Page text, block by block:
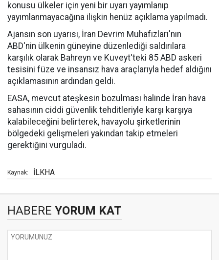
konusu ülkeler için yeni bir uyarı yayımlanıp
yayımlanmayacağına ilişkin henüz açıklama yapılmadı.
Ajansın son uyarısı, İran Devrim Muhafızları'nın
ABD'nin ülkenin güneyine düzenlediği saldırılara
karşılık olarak Bahreyn ve Kuveyt'teki 85 ABD askeri
tesisini füze ve insansız hava araçlarıyla hedef aldığını
açıklamasının ardından geldi.
EASA, mevcut ateşkesin bozulması halinde İran hava
sahasının ciddi güvenlik tehditleriyle karşı karşıya
kalabileceğini belirterek, havayolu şirketlerinin
bölgedeki gelişmeleri yakından takip etmeleri
gerektiğini vurguladı.
Kaynak: İLKHA
HABERE YORUM KAT